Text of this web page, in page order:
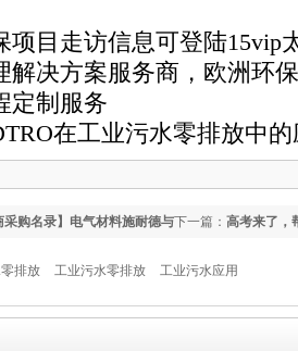
目走访信息可登陆15vip太阳
解决方案服务商，欧洲环
定制服务
在工业污水零排放中
下一篇： 高考来了，
采购名录】电气材料施耐德与
排放 工业污水零排放 工业污水应用